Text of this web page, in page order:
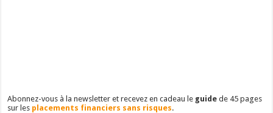
Abonnez-vous à la newsletter et recevez en cadeau le guide de 45 pages
sur les placements financiers sans risques.